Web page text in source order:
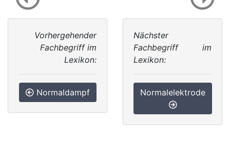
Vorhergehender
Fachbegriff im
Lexikon:
Normaldampf
Nächster
Fachbegriff im
Lexikon:
Normalelektrode